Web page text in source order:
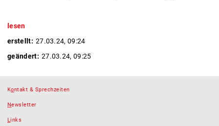
lesen
erstellt: 27.03.24, 09:24
geändert: 27.03.24, 09:25
Kontakt & Sprechzeiten
Newsletter
Links